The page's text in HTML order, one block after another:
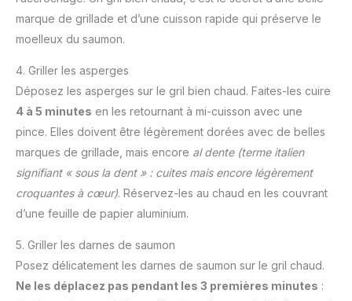
marque de grillade et d’une cuisson rapide qui préserve le
moelleux du saumon.
4. Griller les asperges
Déposez les asperges sur le gril bien chaud. Faites-les cuire
4 à 5 minutes en les retournant à mi-cuisson avec une
pince. Elles doivent être légèrement dorées avec de belles
marques de grillade, mais encore al dente (terme italien
signifiant « sous la dent » : cuites mais encore légèrement
croquantes à cœur). Réservez-les au chaud en les couvrant
d’une feuille de papier aluminium.
5. Griller les darnes de saumon
Posez délicatement les darnes de saumon sur le gril chaud.
Ne les déplacez pas pendant les 3 premières minutes :